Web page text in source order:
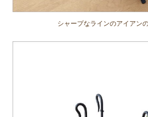
シャープなラインのアイアン